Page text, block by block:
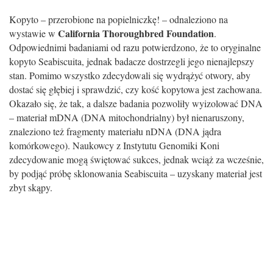
Kopyto – przerobione na popielniczkę! – odnaleziono na
wystawie w California Thoroughbred Foundation.
Odpowiednimi badaniami od razu potwierdzono, że to oryginalne
kopyto Seabiscuita, jednak badacze dostrzegli jego nienajlepszy
stan. Pomimo wszystko zdecydowali się wydrążyć otwory, aby
dostać się głębiej i sprawdzić, czy kość kopytowa jest zachowana.
Okazało się, że tak, a dalsze badania pozwoliły wyizolować DNA
– materiał mDNA (DNA mitochondrialny) był nienaruszony,
znaleziono też fragmenty materiału nDNA (DNA jądra
komórkowego). Naukowcy z Instytutu Genomiki Koni
zdecydowanie mogą świętować sukces, jednak wciąż za wcześnie,
by podjąć próbę sklonowania Seabiscuita – uzyskany materiał jest
zbyt skąpy.